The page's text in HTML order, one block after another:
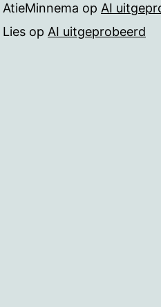
AtieMinnema op AI
Lies op AI uitgeprobeerd